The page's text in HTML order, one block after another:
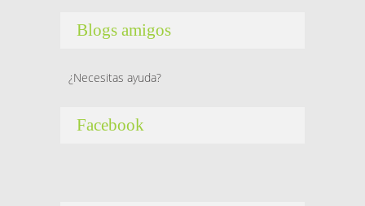
Blogs amigos
¿Necesitas ayuda?
Facebook